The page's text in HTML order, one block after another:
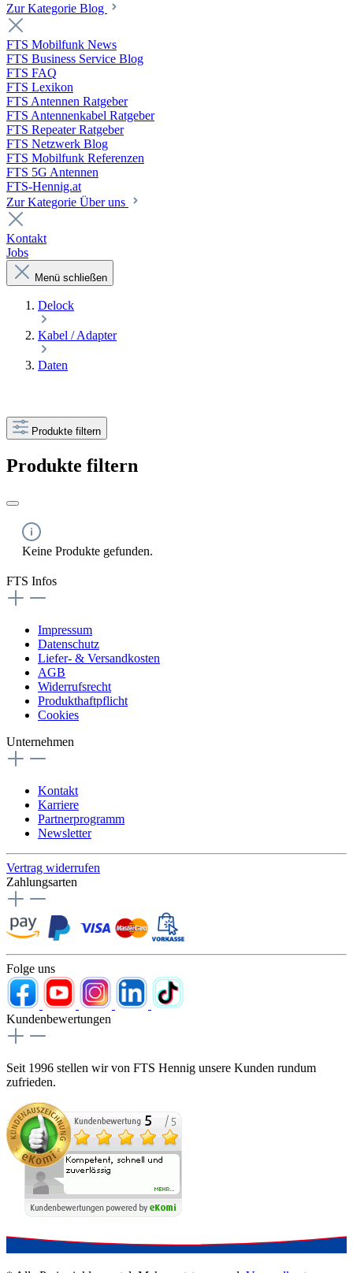
Zur Kategorie Blog
FTS Mobilfunk News
FTS Business Service Blog
FTS FAQ
FTS Lexikon
FTS Antennen Ratgeber
FTS Antennenkabel Ratgeber
FTS Repeater Ratgeber
FTS Netzwerk Blog
FTS Mobilfunk Referenzen
FTS 5G Antennen
FTS-Hennig.at
Zur Kategorie Über uns
Kontakt
Jobs
Menü schließen
Delock
Kabel / Adapter
Daten
Produkte filtern
Produkte filtern
Keine Produkte gefunden.
FTS Infos
Impressum
Datenschutz
Liefer- & Versandkosten
AGB
Widerrufsrecht
Produkthaftpflicht
Cookies
Unternehmen
Kontakt
Karriere
Partnerprogramm
Newsletter
Vertrag widerrufen
Zahlungsarten
Folge uns
Kundenbewertungen
Seit 1996 stellen wir von FTS Hennig unsere Kunden rundum
zufrieden.